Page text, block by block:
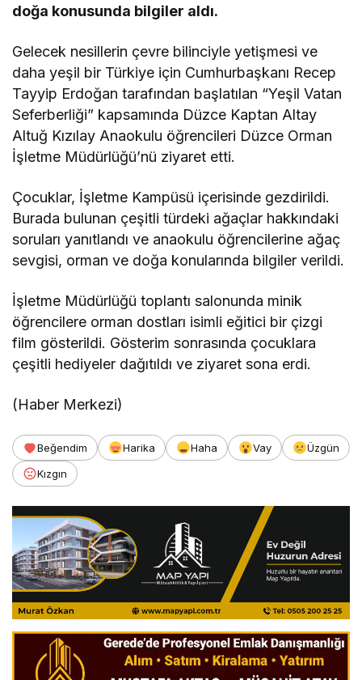
doğa konusunda bilgiler aldı.
Gelecek nesillerin çevre bilinciyle yetişmesi ve
daha yeşil bir Türkiye için Cumhurbaşkanı Recep
Tayyip Erdoğan tarafından başlatılan “Yeşil Vatan
Seferberliği” kapsamında Düzce Kaptan Altay
Altuğ Kızılay Anaokulu öğrencileri Düzce Orman
İşletme Müdürlüğü’nü ziyaret etti.
Çocuklar, İşletme Kampüsü içerisinde gezdirildi.
Burada bulunan çeşitli türdeki ağaçlar hakkındaki
soruları yanıtlandı ve anaokulu öğrencilerine ağaç
sevgisi, orman ve doğa konularında bilgiler verildi.
İşletme Müdürlüğü toplantı salonunda minik
öğrencilere orman dostları isimli eğitici bir çizgi
film gösterildi. Gösterim sonrasında çocuklara
çeşitli hediyeler dağıtıldı ve ziyaret sona erdi.
(Haber Merkezi)
Beğendim Harika Haha Vay
Üzgün
Kızgın